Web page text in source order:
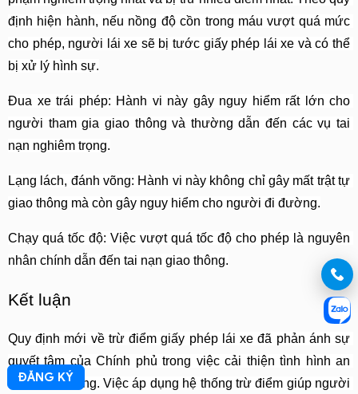
định hiện hành, nếu nồng độ cồn trong máu vượt quá mức
cho phép, người lái xe sẽ bị tước giấy phép lái xe và có thể
bị xử lý hình sự.
Đua xe trái phép: Hành vi này gây nguy hiểm rất lớn cho
người tham gia giao thông và thường dẫn đến các vụ tai
nạn nghiêm trọng.
Lạng lách, đánh võng: Hành vi này không chỉ gây mất trật tự
giao thông mà còn gây nguy hiểm cho người đi đường.
Chạy quá tốc độ: Việc vượt quá tốc độ cho phép là nguyên
nhân chính dẫn đến tai nạn giao thông.
Kết luận
Quy định mới về trừ điểm giấy phép lái xe đã phản ánh sự
quyết tâm của Chính phủ trong việc cải thiện tình hình an
toàn giao thông. Việc áp dụng hệ thống trừ điểm giúp người
ĐĂNG KÝ